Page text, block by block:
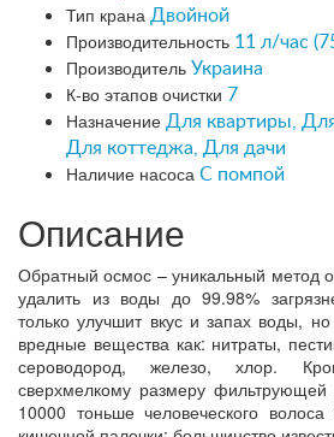
Тип крана Двойной
Производительность 11 л/час
Производитель Украина
К-во этапов очистки 7
Назначение Для квартиры,
Для коттеджа, Для дачи
Наличие насоса С помпой
Описание
Обратный осмос – уникальный метод
удалить из воды до 99.98%
только улучшит вкус и запах воды,
вредные вещества как: нитраты,
сероводород, железо, хлор.
сверхмелкому размеру
10000 тоньше человеческого